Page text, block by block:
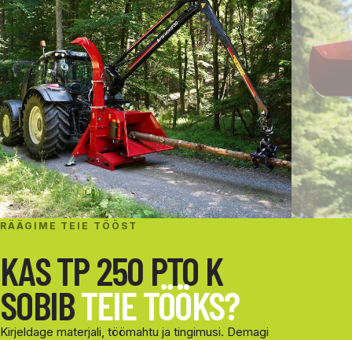
RÄÄGIME TEIE TÖÖST
KAS TP 250 PTO K
SOBIBTEIE TÖÖKS?
Kirjeldage materjali, töömahtu ja tingimusi. Demagi